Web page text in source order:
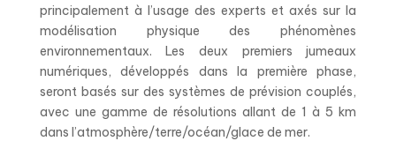
principalement à l’usage des experts et axés sur la
modélisation physique des phénomènes
environnementaux. Les deux premiers jumeaux
numériques, développés dans la première phase,
seront basés sur des systèmes de prévision couplés,
avec une gamme de résolutions allant de 1 à 5 km
dans l’atmosphère/terre/océan/glace de mer.